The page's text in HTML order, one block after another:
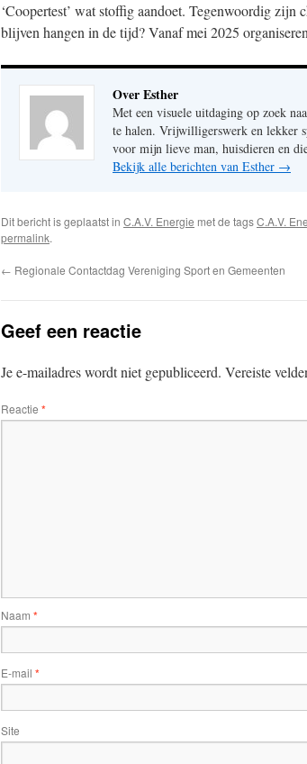
‘Coopertest’ wat stoffig aandoet. Tegenwoordig
blijven hangen in de tijd? Vanaf mei 2025
Over Esther
Met een visuele uitdaging op zoek
te halen. Vrijwilligerswerk en lekker
voor mijn lieve man, huisdieren en
Bekijk alle berichten van Esther →
Dit bericht is geplaatst in C.A.V. Energie met de tagsC.A.V.
permalink.
← Regionale Contactdag Vereniging Sport en Gemeenten
Geef een reactie
Je e-mailadres wordt niet gepubliceerd. Vereiste
Reactie *
Naam *
E-mail *
Site